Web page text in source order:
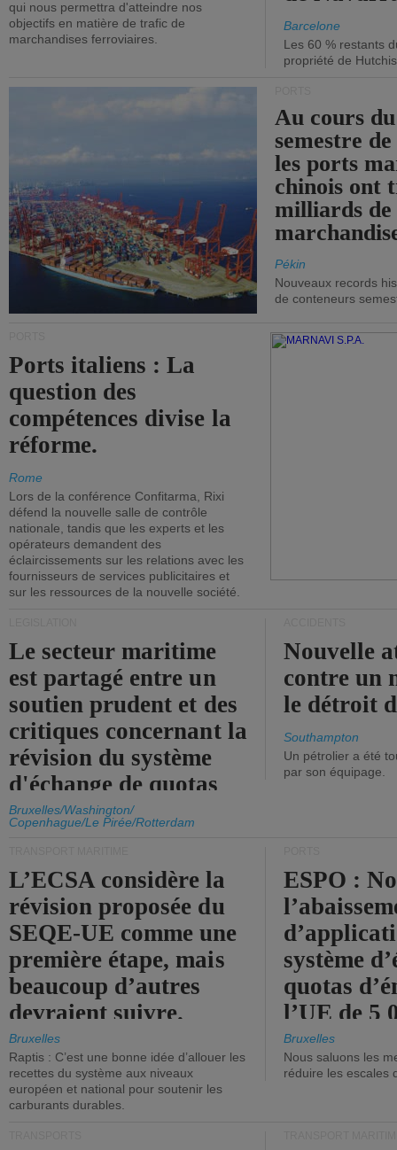
qui nous permettra d'atteindre nos
objectifs en matière de trafic de
marchandises ferroviaires.
Barcelone
Les 60 % restants
propriété de
Au cours
semestre
les ports
chinois ont
milliards de
Pékin
Nouveaux records
de conteneurs
Ports italiens : La
question des
compétences divise la
réforme.
Rome
Lors de la conférence Confitarma, Rixi
défend la nouvelle salle de contrôle
nationale, tandis que les experts et les
opérateurs demandent des
éclaircissements sur les relations avec les
fournisseurs de services publicitaires et
sur les ressources de la nouvelle société.
Le secteur maritime
est partagé entre un
soutien prudent et des
critiques concernant la
révision du système
d'échange de quotas
d'émission de l'UE.
Bruxelles/Washington/
Copenhague/Le Pirée/Rotterdam
Nouvelle
contre un
le détroit
Southampton
Un pétrolier a été
par son équipage.
L’ECSA considère la
révision proposée du
SEQE-UE comme une
première étape, mais
beaucoup d’autres
devraient suivre.
Bruxelles
Raptis : C’est une bonne idée d’allouer les
recettes du système aux niveaux
européen et national pour soutenir les
carburants durables.
ESPO :
système
quotas
l’UE de 5
tonneaux
brute.
Bruxelles
Nous saluons les
réduire les escales